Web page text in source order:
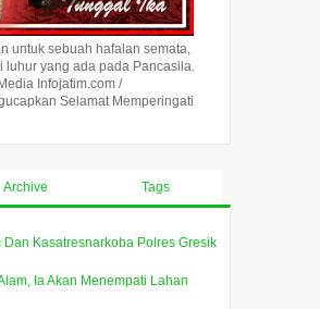
untuk sebuah hafalan semata,
yang ada pada Pancasila.
Infojatim.com /
Selamat Memperingati
Archive Tags
Kasatresnarkoba Polres Gresik
Ia Akan Menempati Lahan